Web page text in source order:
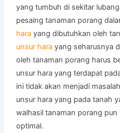
yang tumbuh di sekitar
pesaing tanaman porang
hara yang dibutuhkan oleh
unsur hara yang seharusnya
oleh tanaman porang harus
unsur hara yang terdapat
ini tidak akan menjadi
unsur hara yang pada tanah
walhasil tanaman porang
optimal.